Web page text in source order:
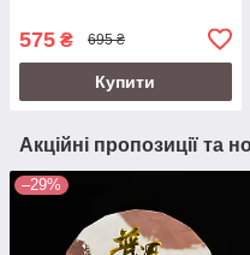
575 ₴ 695 ₴
Купити
Акційні пропозиції та
–29%